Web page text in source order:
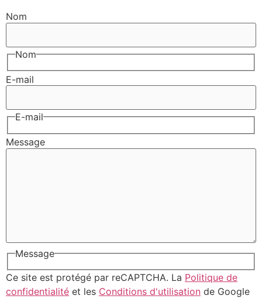
Nom
Nom
E-mail
E-mail
Message
Message
Ce site est protégé par reCAPTCHA. La Politique de
confidentialité et les Conditions d'utilisation de Google